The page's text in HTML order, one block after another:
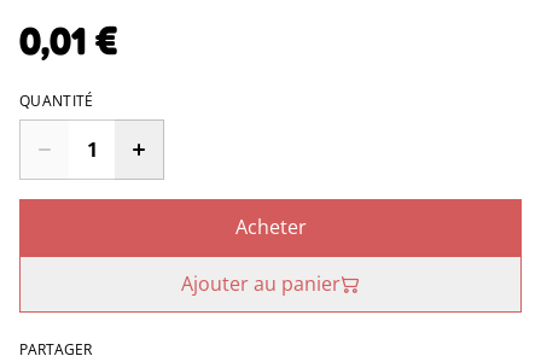
0,01 €
QUANTITÉ
Acheter
Ajouter au panier
PARTAGER